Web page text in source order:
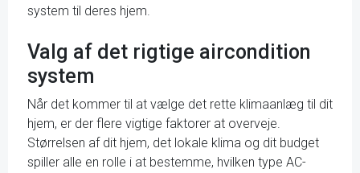
system til deres hjem.
Valg af det rigtige aircondition
system
Når det kommer til at vælge det rette klimaanlæg til dit
hjem, er der flere vigtige faktorer at overveje.
Størrelsen af dit hjem, det lokale klima og dit budget
spiller alle en rolle i at bestemme, hvilken type AC-